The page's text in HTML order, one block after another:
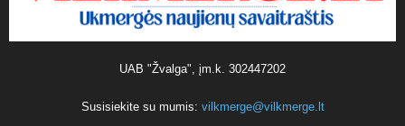
UAB "Žvalga", įm.k. 302447202
Susisiekite su mumis: vilkmerge@vilkmerge.lt